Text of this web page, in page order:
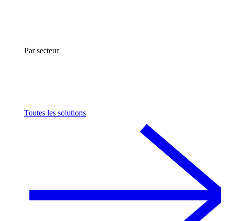
Par secteur
Toutes les solutions